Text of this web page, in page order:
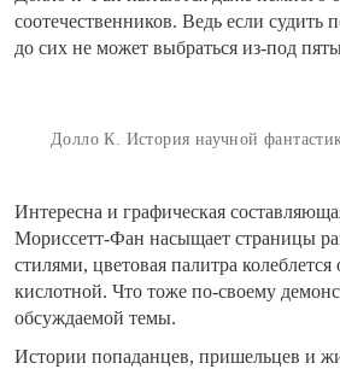
соотечественников. Ведь если судить
до сих не может выбраться из-под
Долло К. История научной
Интересна и графическая
Мориссетт-Фан насыщает страницы
стилями, цветовая палитра колеблется
кислотной. Что тоже по-своему
обсуждаемой темы.
Истории попаданцев, пришельцев и